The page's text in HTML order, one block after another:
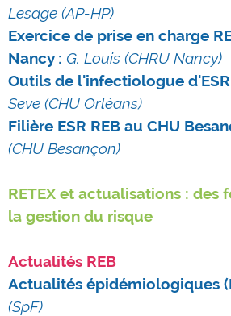
Lesage (AP-HP)
Exercice de prise en charge
Nancy : G. Louis (CHRU Nancy)
Outils de l'infectiologue d'ESR
Seve (CHU Orléans)
Filière ESR REB au CHU
(CHU Besançon)
RETEX et actualisations : des
la gestion du risque
Actualités REB
Actualités épidémiologiques
(SpF)